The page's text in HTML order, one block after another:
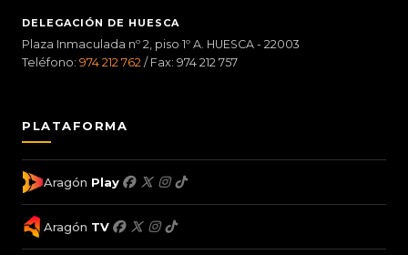
DELEGACIÓN DE HUESCA
Plaza Inmaculada nº 2, piso 1º A. HUESCA - 22003
Teléfono: 974 212 762 / Fax: 974 212 757
PLATAFORMA
Aragón Play
Aragón TV